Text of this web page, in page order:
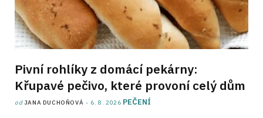
Pivní rohlíky z domácí pekárny:
Křupavé pečivo, které provoní celý dům
od JANA DUCHOŇOVÁ 6. 8. 2026 PEČENÍ